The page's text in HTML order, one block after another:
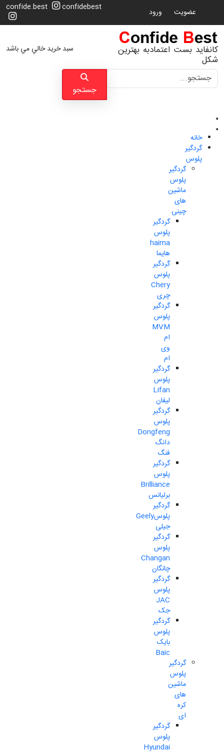
عضویت ورود confide.best confidebest
کانفاید بست اعتمادبه بهترین
شکل
جستجو
جستجو
سبد خرید خالي مي باشد
خانه
گردگیر
پلوس
گردگیر
پلوس
ماشین
های
چینی
گردگیر
پلوس
haima
هایما
گردگیر
پلوس
Chery
چری
گردگیر
پلوس
MVM
ام
وی
ام
گردگیر
پلوس
Lifan
لیفان
گردگیر
پلوس
Dongfeng
دانگ
فنگ
گردگیر
پلوس
Brilliance
برلیانس
گردگیر
پلوسGeely
جیلی
گردگیر
پلوس
Changan
چانگان
گردگیر
پلوس
JAC
جک
گردگیر
پلوس
بایک
Baic
گردگیر
پلوس
ماشین
های
کره
ای
گردگیر
پلوس
Hyundai